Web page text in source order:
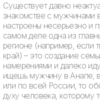
Существует давно
знакомстве с мужчинами
настроены несерьезно и
самом деле одна из
регионе (например, если
край) – это создание
намерениями и далеко
ищешь мужчину в Анапе,
или по всей России, то
духу человека, которому